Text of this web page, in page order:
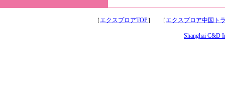
［エクスプロアTOP］ ［エクスプロア中国ト
Shanghai C&D